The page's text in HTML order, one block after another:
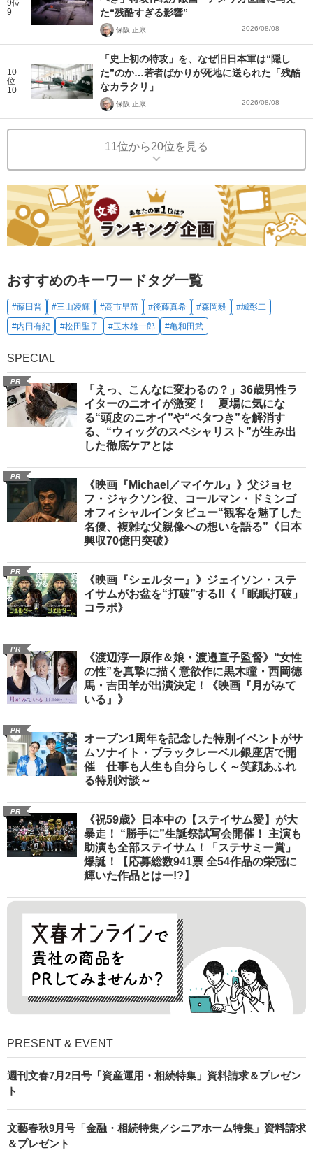
9位
9
た“残酷すぎる影響”
保阪 正康 2026/08/08
10
位
10
「史上初の特攻」を、なぜ旧日本軍は“隠し
た”のか…若者ばかりが死地に送られた「残酷
なカラクリ」
保阪 正康 2026/08/08
11位から20位を見る
おすすめのキーワードタグ一覧
#藤田晋 #三山凌輝 #高市早苗 #後藤真希 #森岡毅
#城彰二
#内田有紀
#松田聖子 #玉木雄一郎 #亀和田武
SPECIAL
PR
「えっ、こんなに変わるの？」36歳男性ラ
イターのニオイが激変！ 夏場に気にな
る“頭皮のニオイ”や“ベタつき”を解消す
る、“ウィッグのスペシャリスト”が生み出
した徹底ケアとは
PR
《映画『Michael／マイケル』》父ジョセ
フ・ジャクソン役、コールマン・ドミンゴ
オフィシャルインタビュー“観客を魅了した
名優、複雑な父親像への想いを語る”《日本
興収70億円突破》
PR
《映画『シェルター』》ジェイソン・ステ
イサムがお盆を“打破”する!!《「眠眠打破」
コラボ》
PR
《渡辺淳一原作＆娘・渡邉直子監督》“女性
の性”を真摯に描く意欲作に黒木瞳・西岡德
馬・吉田羊が出演決定！《映画『月がみて
いる』》
PR
オープン1周年を記念した特別イベントがサ
ムソナイト・ブラックレーベル銀座店で開
催 仕事も人生も自分らしく～笑顔あふれ
る特別対談～
PR
《祝59歳》日本中の【ステイサム愛】が大
暴走！ “勝手に”生誕祭試写会開催！ 主演も
助演も全部ステイサム！「ステサミー賞」
爆誕！【応募総数941票 全54作品の栄冠に
輝いた作品とはー!?】
PRESENT & EVENT
週刊文春7月2日号「資産運用・相続特集」資料請求＆プレゼン
ト
文藝春秋9月号「金融・相続特集／シニアホーム特集」資料請求
＆プレゼント